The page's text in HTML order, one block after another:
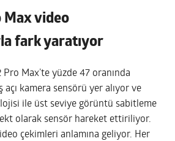
Max video
fark yaratıyor
Max’te yüzde 47 oranında
kamera sensörü yer alıyor ve
ile üst seviye görüntü sabitleme
olarak sensör hareket ettiriliyor.
çekimleri anlamına geliyor. Her